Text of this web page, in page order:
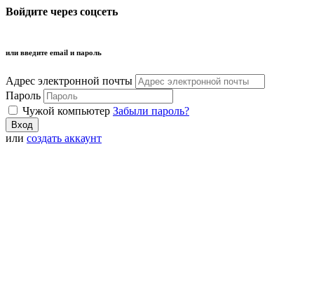
Войдите через соцсеть
или введите email и пароль
Адрес электронной почты
Пароль
Чужой компьютер Забыли пароль?
или создать аккаунт